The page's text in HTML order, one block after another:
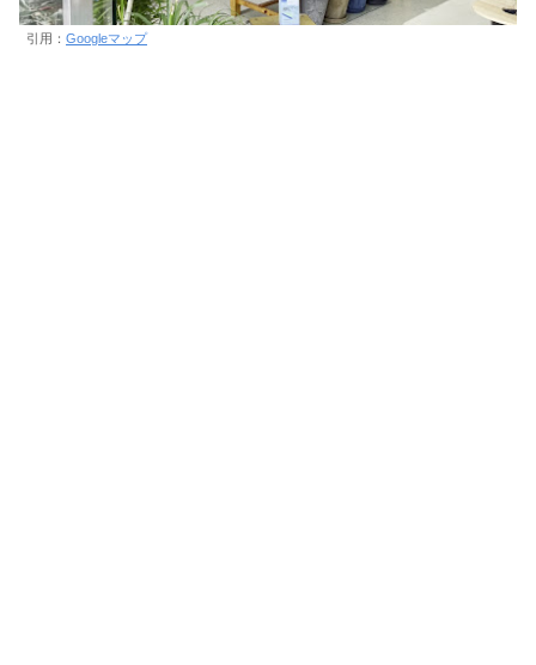
引用： Googleマップ